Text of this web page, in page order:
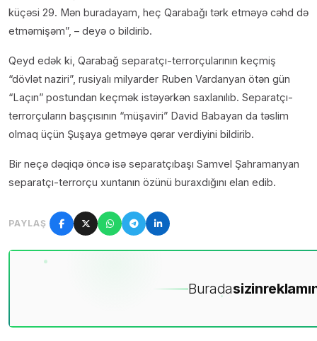
küçəsi 29. Mən buradayam, heç Qarabağı tərk etməyə cəhd də
etməmişəm”, – deyə o bildirib.
Qeyd edək ki, Qarabağ separatçı-terrorçularının keçmiş
“dövlət naziri”, rusiyalı milyarder Ruben Vardanyan ötən gün
“Laçın” postundan keçmək istəyərkən saxlanılıb. Separatçı-
terrorçuların başçısının “müşaviri” David Babayan da təslim
olmaq üçün Şuşaya getməyə qərar verdiyini bildirib.
Bir neçə dəqiqə öncə isə separatçıbaşı Samvel Şahramanyan
separatçı-terrorçu xuntanın özünü buraxdığını elan edib.
PAYLAŞ
Buradasizin